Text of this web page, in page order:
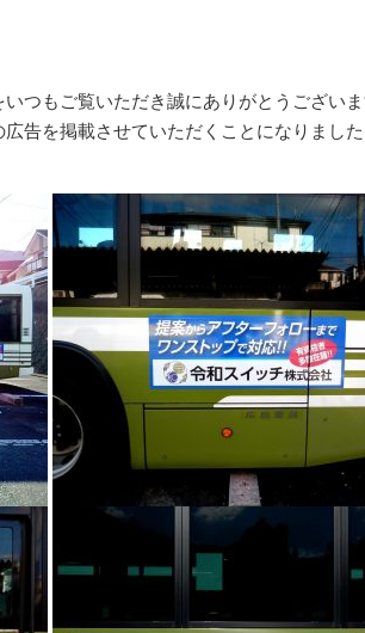
つもご覧いただき誠にありがとうござい
告を掲載させていただくことになりまし